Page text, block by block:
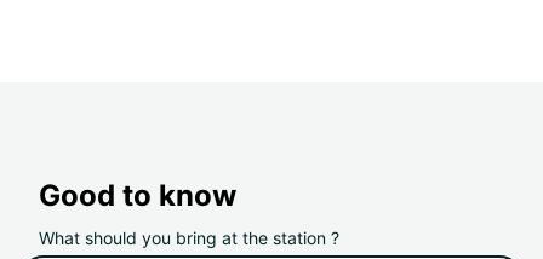
Good to know
What should you bring at the station ?